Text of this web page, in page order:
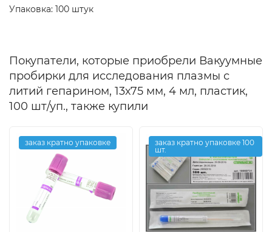
Упаковка: 100 штук
Покупатели, которые приобрели Вакуумные
пробирки для исследования плазмы с
литий гепарином, 13х75 мм, 4 мл, пластик,
100 шт/уп., также купили
заказ кратно упаковке
заказ кратно упаковке 100
шт.